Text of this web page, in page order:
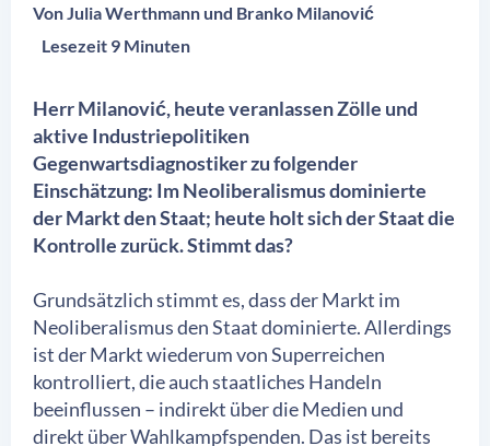
VonJulia Werthmann
Branko Milanović
Lesezeit 9 Minuten
Herr Milanović, heute veranlassen Zölle und
aktive Industriepolitiken
Gegenwartsdiagnostiker zu folgender
Einschätzung: Im Neoliberalismus dominierte
der Markt den Staat; heute holt sich der Staat die
Kontrolle zurück. Stimmt das?
Grundsätzlich stimmt es, dass der Markt im
Neoliberalismus den Staat dominierte. Allerdings
ist der Markt wiederum von Superreichen
kontrolliert, die auch staatliches Handeln
beeinflussen – indirekt über die Medien und
direkt über Wahlkampfspenden. Das ist bereits